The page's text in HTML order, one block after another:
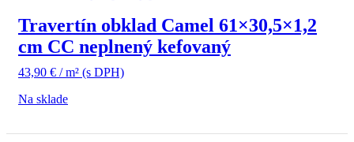
Travertín obklad Camel 61×30,5×1,2
cm CC neplnený kefovaný
43,90 € / m² (s DPH)
Na sklade